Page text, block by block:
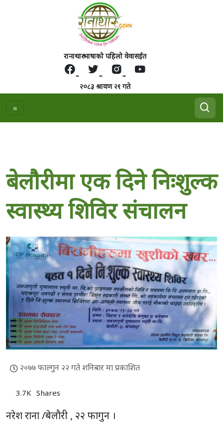
रानाथारु भाषाको पहिलो वेवासईत
२०८३ श्रावण २१ गते
बेलाैरीमा एक दिने निःशुल्क
स्वास्थ्य शिविर संचालन
२०७७ फाल्गुन २२ गते शनिबार मा प्रकाशित
3.7K Shares
नरेश राना /बेलाैरी , २२ फागुन ।